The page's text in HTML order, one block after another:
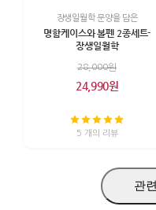
장생일월학 문양을 담은
명함케이스와 볼펜 2종세트-
장생일월학
28,000원
24,990원
5 개의 리뷰
관